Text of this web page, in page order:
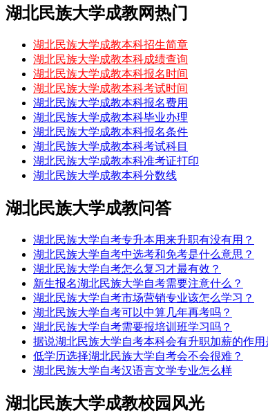
湖北民族大学成教网热门
湖北民族大学成教本科招生简章
湖北民族大学成教本科成绩查询
湖北民族大学成教本科报名时间
湖北民族大学成教本科考试时间
湖北民族大学成教本科报名费用
湖北民族大学成教本科毕业办理
湖北民族大学成教本科报名条件
湖北民族大学成教本科考试科目
湖北民族大学成教本科准考证打印
湖北民族大学成教本科分数线
湖北民族大学成教问答
湖北民族大学自考专升本用来升职有没有用？
湖北民族大学自考中选考和免考是什么意思？
湖北民族大学自考怎么复习才最有效？
新生报名湖北民族大学自考需要注意什么？
湖北民族大学自考市场营销专业该怎么学习？
湖北民族大学自考可以中算几年再考吗？
湖北民族大学自考需要报培训班学习吗？
据说湖北民族大学自考本科会有升职加薪的作用
低学历选择湖北民族大学自考会不会很难？
湖北民族大学自考汉语言文学专业怎么样
湖北民族大学成教校园风光